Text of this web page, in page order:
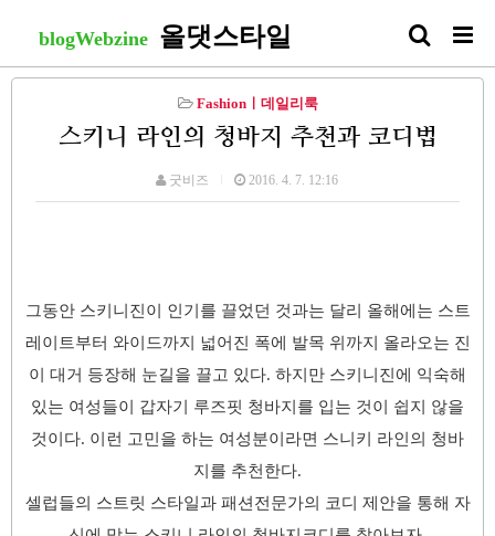
blogWebzine 올댓스타일
Fashionㅣ데일리룩
스키니 라인의 청바지 추천과 코디법
굿비즈 2016. 4. 7. 12:16
그동안 스키니진이 인기를 끌었던 것과는 달리 올해에는 스트
레이트부터 와이드까지 넓어진 폭에 발목 위까지 올라오는 진
이 대거 등장해 눈길을 끌고 있다. 하지만 스키니진에 익숙해
있는 여성들이 갑자기 루즈핏 청바지를 입는 것이 쉽지 않을
것이다. 이런 고민을 하는 여성분이라면 스니키 라인의 청바
지를 추천한다.
셀럽들의 스트릿 스타일과 패션전문가의 코디 제안을 통해 자